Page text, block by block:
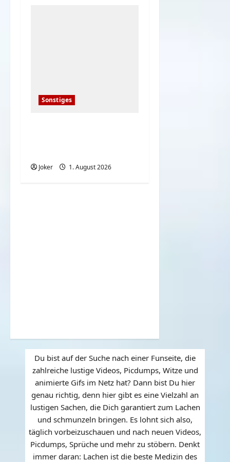
Sonstiges
Joker 1. August 2026
Du bist auf der Suche nach einer Funseite, die
zahlreiche lustige Videos, Picdumps, Witze und
animierte Gifs im Netz hat? Dann bist Du hier
genau richtig, denn hier gibt es eine Vielzahl an
lustigen Sachen, die Dich garantiert zum Lachen
und schmunzeln bringen. Es lohnt sich also,
täglich vorbeizuschauen und nach neuen Videos,
Picdumps, Sprüche und mehr zu stöbern. Denkt
immer daran: Lachen ist die beste Medizin des